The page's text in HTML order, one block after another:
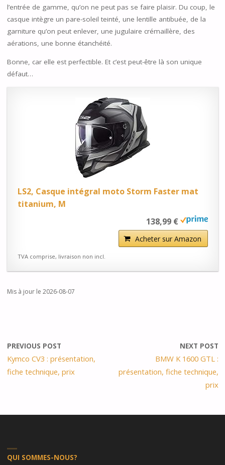
l’entrée de gamme, qu’on ne peut pas se faire plaisir. Du coup, le
casque intègre un pare-soleil teinté, une lentille antibuée, de la
garniture qu’on peut enlever, une jugulaire crémaillère, des
aérations, une bonne étanchéité.
Bonne, car elle est perfectible. Et c’est peut-être là son unique
défaut…
LS2, Casque intégral moto Storm Faster mat
titanium, M
138,99 €
Acheter sur Amazon
TVA comprise, livraison non incl.
Mis à jour le 2026-08-07
PREVIOUS POST
Kymco CV3 : présentation,
fiche technique, prix
NEXT POST
BMW K 1600 GTL :
présentation, fiche technique,
prix
QUI SOMMES-NOUS?